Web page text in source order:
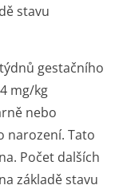
stavu
gestačního
mg/kg
nebo
narození. Tato
Počet dalších
základě stavu